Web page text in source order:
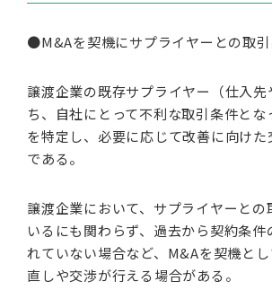
●M&Aを契機にサプライヤーとの取
譲渡企業の既存サプライヤー（仕入先
ち、自社にとって不利な取引条件とな
を特定し、必要に応じて改善に向け
である。
譲渡企業において、サプライヤーとの
いるにも関わらず、過去から契約条件
れていない場合など、M&Aを契機と
直しや交渉が行える場合がある。